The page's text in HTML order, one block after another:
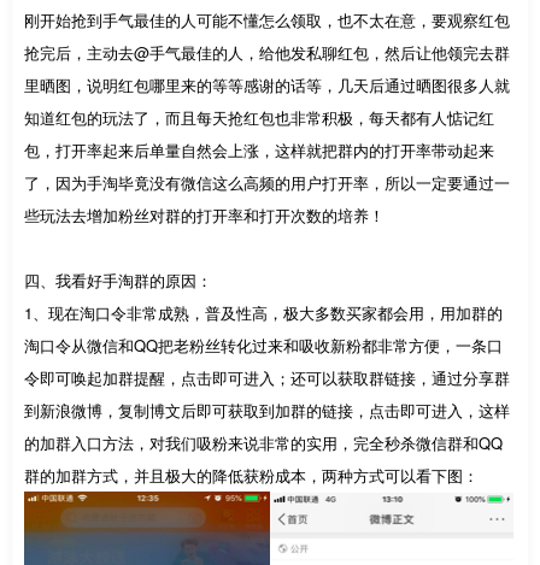
刚开始抢到手气最佳的人可能不懂怎么领取，也不太在意，要观察红包
抢完后，主动去@手气最佳的人，给他发私聊红包，然后让他领完去群
里晒图，说明红包哪里来的等等感谢的话等，几天后通过晒图很多人就
知道红包的玩法了，而且每天抢红包也非常积极，每天都有人惦记红
包，打开率起来后单量自然会上涨，这样就把群内的打开率带动起来
了，因为手淘毕竟没有微信这么高频的用户打开率，所以一定要通过一
些玩法去增加粉丝对群的打开率和打开次数的培养！
四、我看好手淘群的原因：
1、现在淘口令非常成熟，普及性高，极大多数买家都会用，用加群的
淘口令从微信和QQ把老粉丝转化过来和吸收新粉都非常方便，一条口
令即可唤起加群提醒，点击即可进入；还可以获取群链接，通过分享群
到新浪微博，复制博文后即可获取到加群的链接，点击即可进入，这样
的加群入口方法，对我们吸粉来说非常的实用，完全秒杀微信群和QQ
群的加群方式，并且极大的降低获粉成本，两种方式可以看下图：